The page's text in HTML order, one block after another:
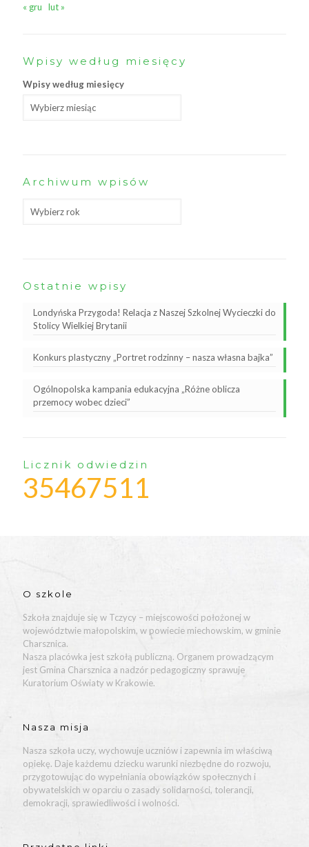
« gru lut »
Wpisy według miesięcy
Wpisy według miesięcy
Archiwum wpisów
Ostatnie wpisy
Londyńska Przygoda! Relacja z Naszej Szkolnej Wycieczki do
Stolicy Wielkiej Brytanii
Konkurs plastyczny „Portret rodzinny – nasza własna bajka”
Ogólnopolska kampania edukacyjna „Różne oblicza
przemocy wobec dzieci”
Licznik odwiedzin
35467511
O szkole
Szkoła znajduje się w Tczycy – miejscowości położonej w
województwie małopolskim, w powiecie miechowskim, w gminie
Charsznica.
Nasza placówka jest szkołą publiczną. Organem prowadzącym
jest Gmina Charsznica a nadzór pedagogiczny sprawuje
Kuratorium Oświaty w Krakowie.
Nasza misja
Nasza szkoła uczy, wychowuje uczniów i zapewnia im właściwą
opiekę. Daje każdemu dziecku warunki niezbędne do rozwoju,
przygotowując do wypełniania obowiązków społecznych i
obywatelskich w oparciu o zasady solidarności, tolerancji,
demokracji, sprawiedliwości i wolności.